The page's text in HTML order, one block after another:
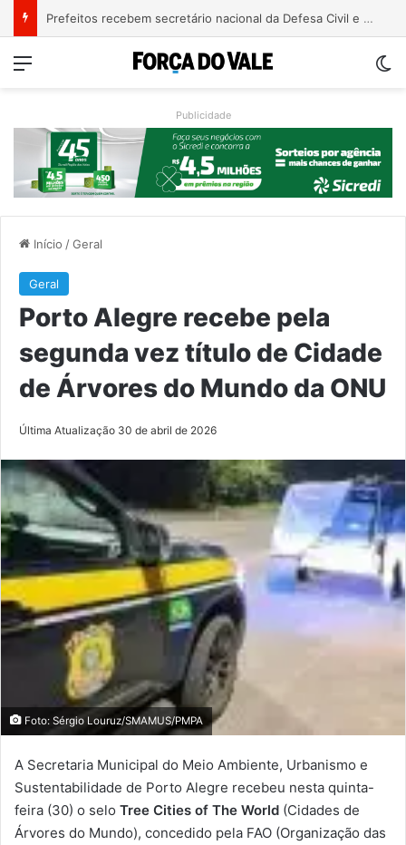
Justiça condena ex-vereador Pegari a mais de quatro anos de reclusão por declaração considerada racista
Menu
Publicidade
Início /Geral
Geral
Porto Alegre recebe pela
segunda vez título de Cidade
de Árvores do Mundo da ONU
Última Atualização 30 de abril de 2026
Foto: Sérgio Louruz/SMAMUS/PMPA
A Secretaria Municipal do Meio Ambiente, Urbanismo e
Sustentabilidade de Porto Alegre recebeu nesta quinta-
feira (30) o selo Tree Cities of The World (Cidades de
Árvores do Mundo), concedido pela FAO (Organização das